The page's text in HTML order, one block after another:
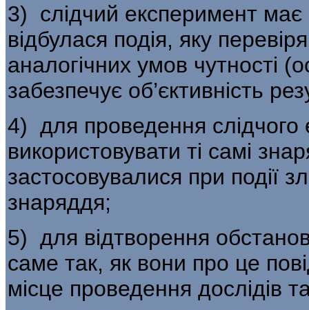
3) слідчий експеримент має
відбу­лася подія, яку
аналогічних умов чутності
забезпечує об’єктивність
4) для проведення слідчого
використовувати ті самі
застосовувалися при події
знаряддя;
5) для відтворення
саме так, як вони про це
місце прове­дення дослідів